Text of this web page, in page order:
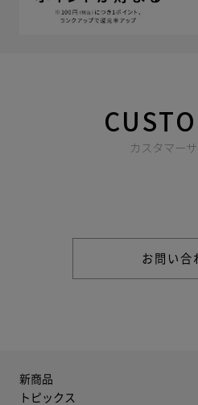
カスタマー
お問い合
新商品
トピックス